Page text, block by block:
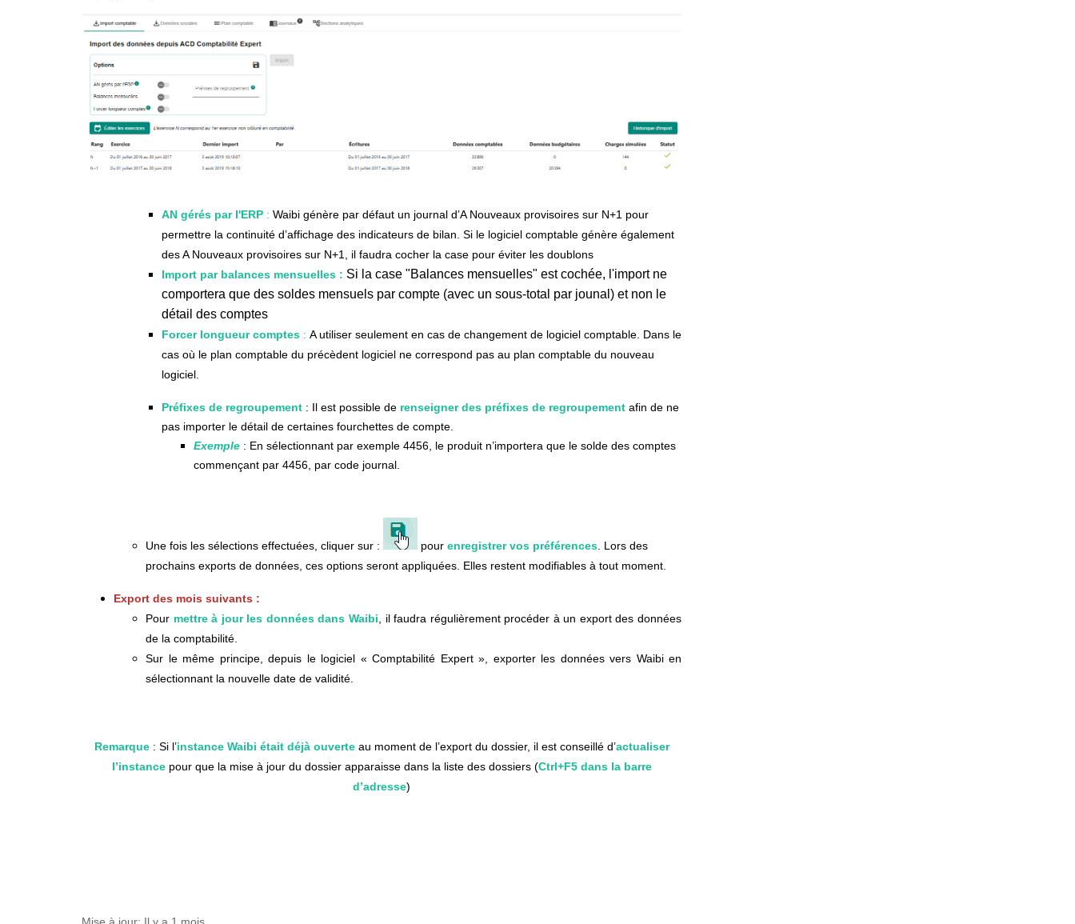
AN gérés par l'ERP : Waibi génère par défaut un journal d’A Nouveaux provisoires sur N+1 pour
permettre la continuité d’affichage des indicateurs de bilan. Si le logiciel comptable génère également
des A Nouveaux provisoires sur N+1, il faudra cocher la case pour éviter les doublons
Import par balances mensuelles : Si la case "Balances mensuelles" est cochée, l'import ne
comportera que des soldes mensuels par compte (avec un sous-total par jounal) et non le
détail des comptes
Forcer longueur comptes : A utiliser seulement en cas de changement de logiciel comptable. Dans le
cas où le plan comptable du précèdent logiciel ne correspond pas au plan comptable du nouveau
logiciel.
Préfixes de regroupement : Il est possible de renseigner des préfixes de regroupement afin de ne
pas importer le détail de certaines fourchettes de compte.
Exemple : En sélectionnant par exemple 4456, le produit n’importera que le solde des comptes
commençant par 4456, par code journal.
Une fois les sélections effectuées, cliquer sur : pour enregistrer vos préférences . Lors des
prochains exports de données, ces options seront appliquées. Elles restent modifiables à tout moment.
Export des mois suivants :
Pour mettre à jour les données dans Waibi , il faudra régulièrement procéder à un export des données
de la comptabilité.
Sur le même principe, depuis le logiciel « Comptabilité Expert », exporter les données vers Waibi en
sélectionnant la nouvelle date de validité.
Remarque : Si l’instance Waibi était déjà ouverteau moment de l’export du dossier, il est conseillé d’actualiser
l’instancepour que la mise à jour du dossier apparaisse dans la liste des dossiers (Ctrl+F5 dans la barre
d’adresse)